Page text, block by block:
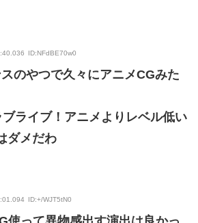
ID:NFdBE70w0
のやつで久々にアニメCGみた
ライブ！アニメよりレベル低い
ダメだわ
ID:+/WJT5tN0